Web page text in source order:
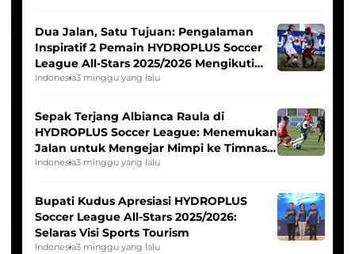
Dua Jalan, Satu Tujuan: Pengalaman
Inspiratif 2 Pemain HYDROPLUS Soccer
League All-Stars 2025/2026 Mengikuti
Seleksi Timnas Indonesia Putri
Indonesia3 minggu yang lalu
Sepak Terjang Albianca Raula di
HYDROPLUS Soccer League: Menemukan
Jalan untuk Mengejar Mimpi ke Timnas
Indonesia Putri
Indonesia3 minggu yang lalu
Bupati Kudus Apresiasi HYDROPLUS
Soccer League All-Stars 2025/2026:
Selaras Visi Sports Tourism
Indonesia3 minggu yang lalu